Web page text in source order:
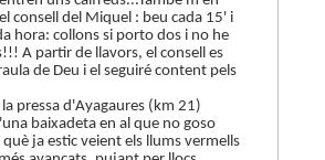
consell del Miquel : beu cada 15' i
hora: collons si porto dos i no he
A partir de llavors, el consell es
de Deu i el seguiré content pels
pressa d'Ayagaures (km 21)
baixadeta en al que no goso
ja estic veient els llums vermells